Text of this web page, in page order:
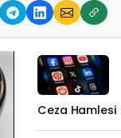
Ceza Hamlesi